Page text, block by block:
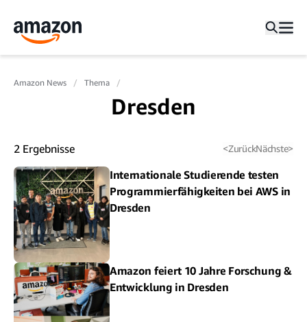
Amazon News Thema
Dresden
2 Ergebnisse <ZurückNächste>
Internationale Studierende testen
Programmierfähigkeiten bei AWS in
Dresden
Amazon feiert 10 Jahre Forschung &
Entwicklung in Dresden